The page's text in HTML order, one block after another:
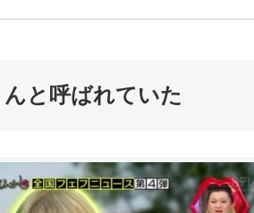
と呼ばれていた